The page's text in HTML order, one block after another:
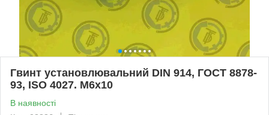
Гвинт установлювальний DIN 914, ГОСТ 8878-
93, ISO 4027. М6х10
В наявності